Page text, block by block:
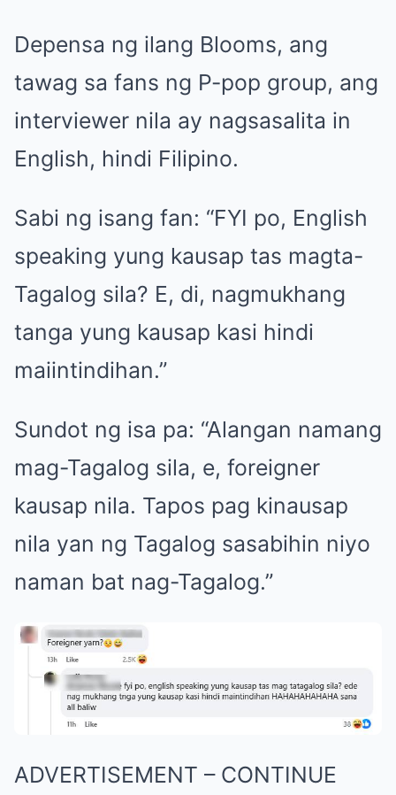
Depensa ng ilang Blooms, ang
tawag sa fans ng P-pop group, ang
interviewer nila ay nagsasalita in
English, hindi Filipino.
Sabi ng isang fan: “FYI po, English
speaking yung kausap tas magta-
Tagalog sila? E, di, nagmukhang
tanga yung kausap kasi hindi
maiintindihan.”
Sundot ng isa pa: “Alangan namang
mag-Tagalog sila, e, foreigner
kausap nila. Tapos pag kinausap
nila yan ng Tagalog sasabihin niyo
naman bat nag-Tagalog.”
ADVERTISEMENT – CONTINUE